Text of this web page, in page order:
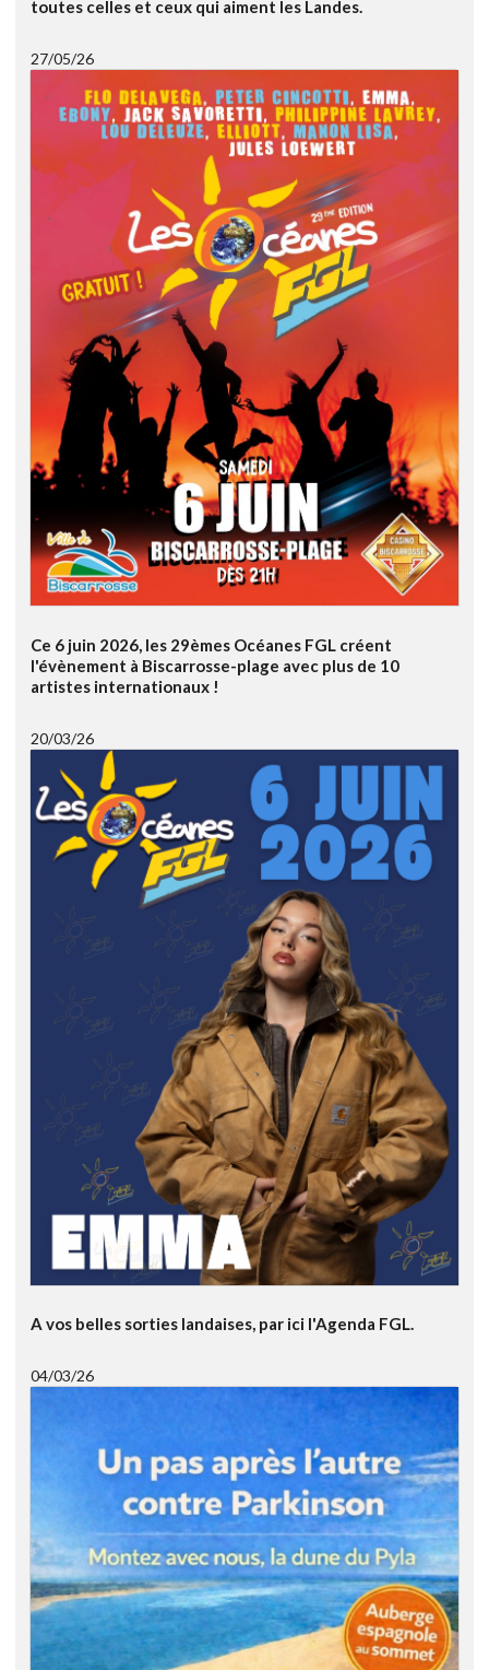
toutes celles et ceux qui aiment les Landes.
27/05/26
Ce 6 juin 2026, les 29èmes Océanes FGL créent
l'évènement à Biscarrosse-plage avec plus de 10
artistes internationaux !
20/03/26
A vos belles sorties landaises, par ici l'Agenda FGL.
04/03/26